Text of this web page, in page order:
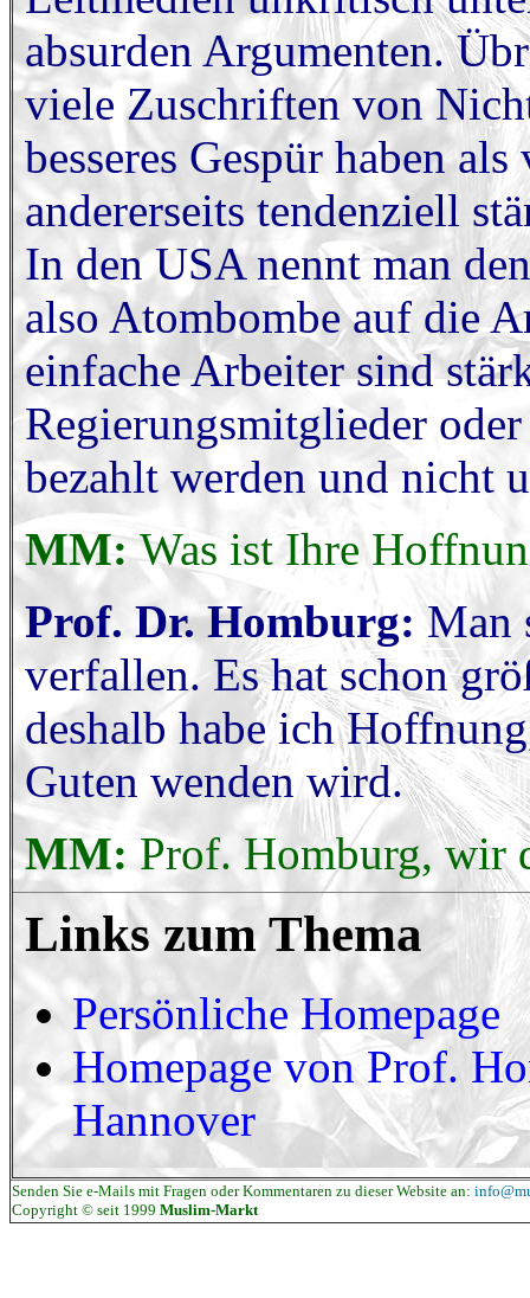
absurden Argumenten.
viele Zuschriften von
besseres Gespür haben
andererseits tendenziell
In den USA nennt man
also Atombombe auf die
einfache Arbeiter sind
Regierungsmitglieder
bezahlt werden und nicht
MM:Was ist Ihre
Prof. Dr. Homburg:Man
verfallen. Es hat schon
deshalb habe ich
Guten wenden wird.
MM: Prof. Homburg, wir
Links zum Thema
Persönliche Homepage
Homepage von Prof.
Hannover
Senden Sie e-Mails mit Fragen oder Kommentaren zu dieser Website an:
Copyright © seit 1999 Muslim-Markt